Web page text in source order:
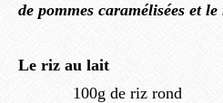
de pommes caramélisées et
Le riz au lait
100g de riz rond